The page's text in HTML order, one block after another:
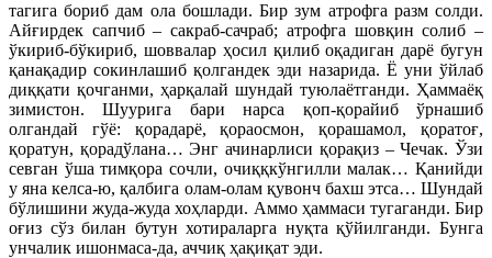
тагига бориб дам ола бошлади. Бир зум атрофга разм солди.
Айғирдек сапчиб – сакраб-сачраб; атрофга шовқин солиб –
ўкириб-бўкириб, шоввалар ҳосил қилиб оқадиган дарё бугун
қанақадир сокинлашиб қолгандек эди назарида. Ё уни ўйлаб
диққати қочганми, ҳарқалай шундай туюлаётганди. Ҳаммаёқ
зимистон. Шуурига бари нарса қоп-қорайиб ўрнашиб
олгандай гўё: қорадарё, қораосмон, қорашамол, қоратоғ,
қоратун, қорадўлана… Энг ачинарлиси қорақиз – Чечак. Ўзи
севган ўша тимқора сочли, очиққкўнгилли малак… Қанийди
у яна келса-ю, қалбига олам-олам қувонч бахш этса… Шундай
бўлишини жуда-жуда хоҳларди. Аммо ҳаммаси тугаганди. Бир
оғиз сўз билан бутун хотираларга нуқта қўйилганди. Бунга
унчалик ишонмаса-да, аччиқ ҳақиқат эди.